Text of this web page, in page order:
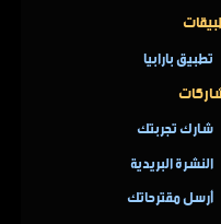
تطبيق بارابيا
شارك تجربتك
النشرة البريدية
أرسل مقترحاتك